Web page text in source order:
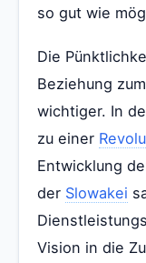
so gut wie
Die
Beziehung
wichtiger. In
zu einer
Entwicklung
der Slowakei
Vision in die